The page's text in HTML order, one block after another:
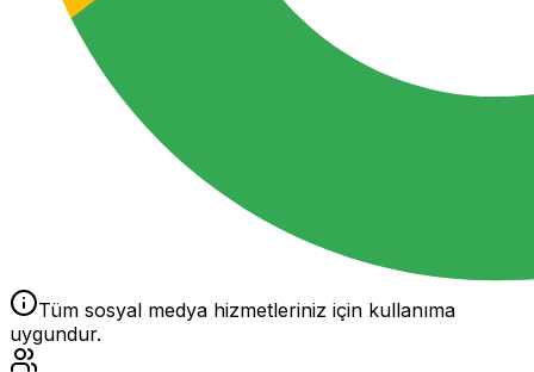
Tüm sosyal medya hizmetleriniz için kullanıma
uygundur.